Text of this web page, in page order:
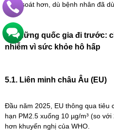
kiểm soát hơn, dù bệnh nhân đã
5. Những quốc gia đi trước:
nhiễm vì sức khỏe hô hấp
5.1. Liên minh châu Âu (EU)
Đầu năm 2025, EU thông qua tiêu
hạn PM2.5 xuống 10 µg/m³ (so
hơn khuyến nghị của WHO.